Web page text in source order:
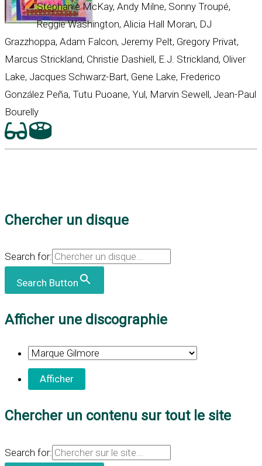
Stephanie McKay, Andy Milne, Sonny Troupé,
Reggie Washington, Alicia Hall Moran, DJ
Grazzhoppa, Adam Falcon, Jeremy Pelt, Gregory Privat,
Marcus Strickland, Christie Dashiell, E.J. Strickland, Oliver
Lake, Jacques Schwarz-Bart, Gene Lake, Frederico
González Peña, Tutu Puoane, Yul, Marvin Sewell, Jean-Paul
Bourelly
Chercher un disque
Search for:
Search Button
Afficher une discographie
Chercher un contenu sur tout le site
Search for: